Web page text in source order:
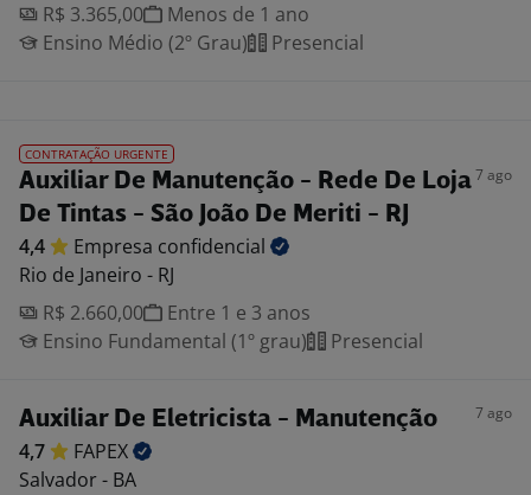
R$ 3.365,00
Menos de 1 ano
Ensino Médio (2º Grau)
Presencial
CONTRATAÇÃO URGENTE
Auxiliar De Manutenção - Rede De Loja
De Tintas - São João De Meriti - RJ
7 ago
4,4 Empresa confidencial
Rio de Janeiro - RJ
R$ 2.660,00
Entre 1 e 3 anos
Ensino Fundamental (1º grau)
Presencial
Auxiliar De Eletricista - Manutenção 7 ago
4,7
FAPEX
Salvador - BA